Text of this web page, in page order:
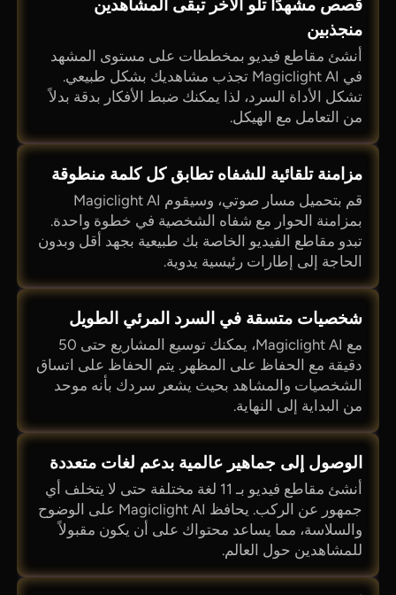
قصص مشهدًا تلو الآخر تبقى المشاهدين
منجذبين
أنشئ مقاطع فيديو بمخططات على مستوى المشهد
في Magiclight AI تجذب مشاهديك بشكل طبيعي.
تشكل الأداة السرد، لذا يمكنك ضبط الأفكار بدقة بدلاً
من التعامل مع الهيكل.
مزامنة تلقائية للشفاه تطابق كل كلمة منطوقة
قم بتحميل مسار صوتي، وسيقوم Magiclight AI
بمزامنة الحوار مع شفاه الشخصية في خطوة واحدة.
تبدو مقاطع الفيديو الخاصة بك طبيعية بجهد أقل وبدون
الحاجة إلى إطارات رئيسية يدوية.
شخصيات متسقة في السرد المرئي الطويل
مع Magiclight AI، يمكنك توسيع المشاريع حتى 50
دقيقة مع الحفاظ على المظهر. يتم الحفاظ على اتساق
الشخصيات والمشاهد بحيث يشعر سردك بأنه موحد
من البداية إلى النهاية.
الوصول إلى جماهير عالمية بدعم لغات متعددة
أنشئ مقاطع فيديو بـ 11 لغة مختلفة حتى لا يتخلف أي
جمهور عن الركب. يحافظ Magiclight AI على الوضوح
والسلاسة، مما يساعد محتواك على أن يكون مقبولاً
للمشاهدين حول العالم.